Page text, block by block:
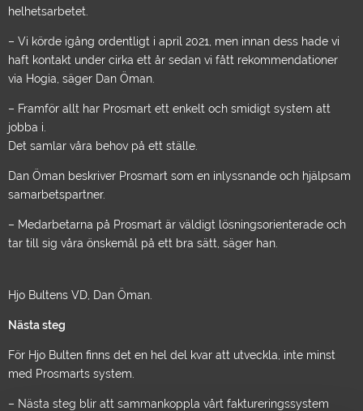
helhetsarbetet.
– Vi körde igång ordentligt i april 2021, men innan dess hade vi
haft kontakt under cirka ett år sedan vi fått rekommendationer
via Hogia, säger Dan Öman.
– Framför allt har Prosmart ett enkelt och smidigt system att
jobba i.
Det samlar våra behov på ett ställe.
Dan Öman beskriver Prosmart som en inlyssnande och hjälpsam
samarbetspartner.
– Medarbetarna på Prosmart är väldigt lösningsorienterade och
tar till sig våra önskemål på ett bra sätt, säger han.
Hjo Bultens VD, Dan Öman.
Nästa steg
För Hjo Bulten finns det en hel del kvar att utveckla, inte minst
med Prosmarts system.
– Nästa steg blir att sammankoppla vårt faktureringssystem